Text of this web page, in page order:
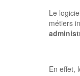
Le
métiers
En effet,